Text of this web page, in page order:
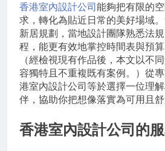
香港室內設計公司能夠把有限的
求，轉化為貼近日常的美好場域
新居規劃，當地設計團隊熟悉法
程，能更有效地掌控時間表與預算
（經檢視現有作品後，本文以不
容獨特且不重複既有案例。）從
港室內設計公司等於選擇一位理
伴，協助你把想像落實為可用且舒
香港室內設計公司的